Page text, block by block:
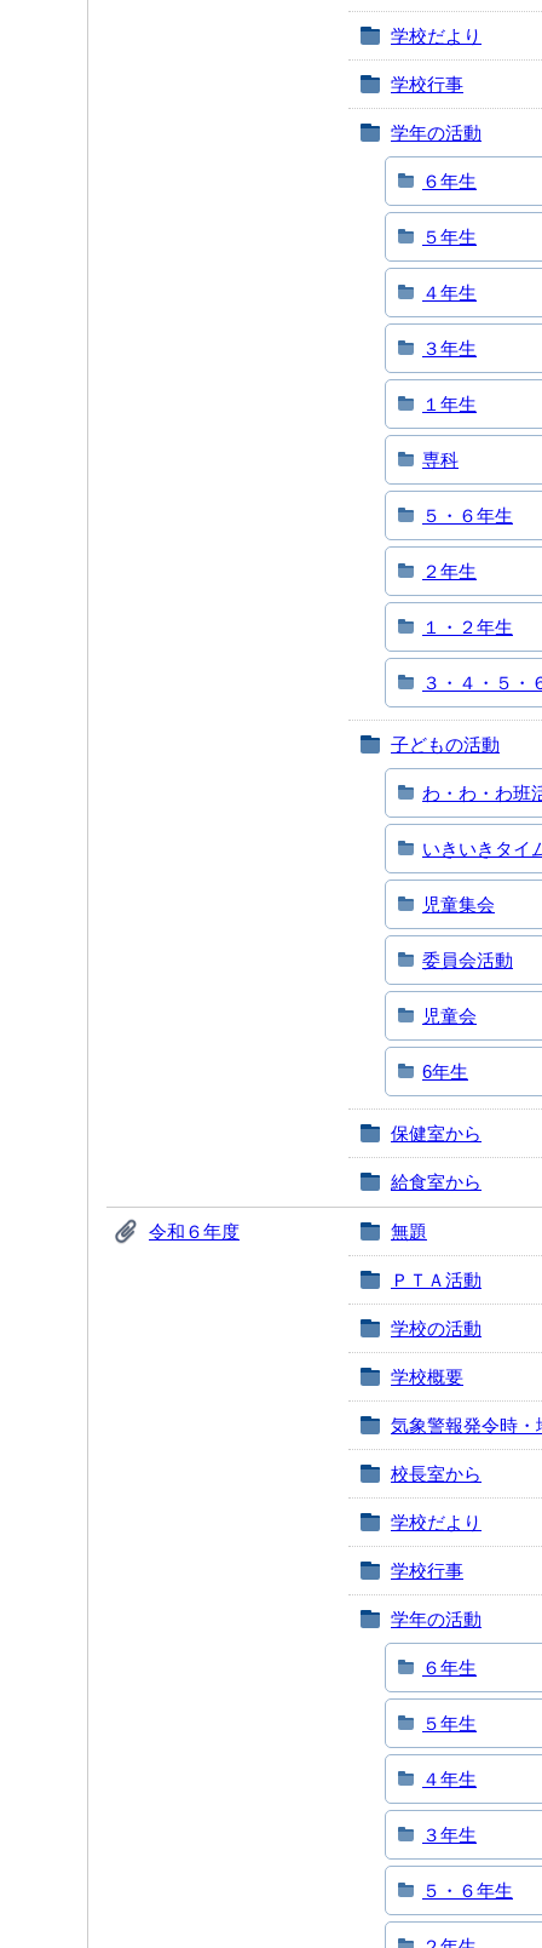
学校だより
学校行事
学年の活動
６年生
５年生
４年生
３年生
１年生
専科
５・６年生
２年生
１・２年生
３・４・５・
子どもの活動
わ・わ・わ班
いきいきタイ
児童集会
委員会活動
児童会
6年生
保健室から
給食室から
令和６年度 無題
ＰＴＡ活動
学校の活動
学校概要
気象警報発令時
校長室から
学校だより
学校行事
学年の活動
６年生
５年生
４年生
３年生
５・６年生